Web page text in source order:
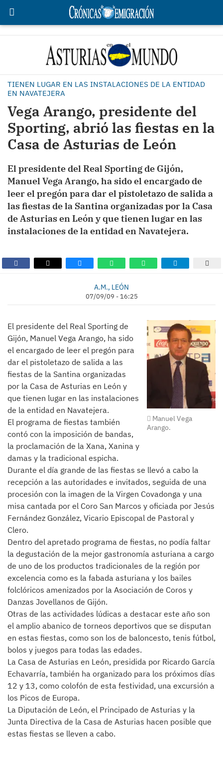
TIENEN LUGAR EN LAS INSTALACIONES DE LA ENTIDAD
EN NAVATEJERA
Vega Arango, presidente del
Sporting, abrió las fiestas en la
Casa de Asturias de León
El presidente del Real Sporting de Gijón,
Manuel Vega Arango, ha sido el encargado de
leer el pregón para dar el pistoletazo de salida a
las fiestas de la Santina organizadas por la Casa
de Asturias en León y que tienen lugar en las
instalaciones de la entidad en Navatejera.
A.M., LEÓN
07/09/09 - 16:25
Manuel Vega
Arango.
El presidente del Real Sporting de
Gijón, Manuel Vega Arango, ha sido
el encargado de leer el pregón para
dar el pistoletazo de salida a las
fiestas de la Santina organizadas
por la Casa de Asturias en León y
que tienen lugar en las instalaciones
de la entidad en Navatejera.
El programa de fiestas también
contó con la imposición de bandas,
la proclamación de la Xana, Xanina y
damas y la tradicional espicha.
Durante el día grande de las fiestas se llevó a cabo la
recepción a las autoridades e invitados, seguida de una
procesión con la imagen de la Virgen Covadonga y una
misa cantada por el Coro San Marcos y oficiada por Jesús
Fernández González, Vicario Episcopal de Pastoral y
Clero.
Dentro del apretado programa de fiestas, no podía faltar
la degustación de la mejor gastronomía asturiana a cargo
de uno de los productos tradicionales de la región por
excelencia como es la fabada asturiana y los bailes
folclóricos amenizados por la Asociación de Coros y
Danzas Jovellanos de Gijón.
Otras de las actividades lúdicas a destacar este año son
el amplio abanico de torneos deportivos que se disputan
en estas fiestas, como son los de baloncesto, tenis fútbol,
bolos y juegos para todas las edades.
La Casa de Asturias en León, presidida por Ricardo García
Echavarría, también ha organizado para los próximos días
12 y 13, como colofón de esta festividad, una excursión a
los Picos de Europa.
La Diputación de León, el Principado de Asturias y la
Junta Directiva de la Casa de Asturias hacen posible que
estas fiestas se lleven a cabo.